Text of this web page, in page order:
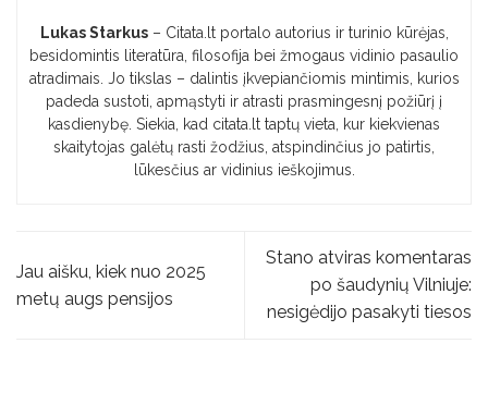
Lukas Starkus– Citata.lt portalo autorius ir turinio kūrėjas,
besidomintis literatūra, filosofija bei žmogaus vidinio pasaulio
atradimais. Jo tikslas – dalintis įkvepiančiomis mintimis, kurios
padeda sustoti, apmąstyti ir atrasti prasmingesnį požiūrį į
kasdienybę. Siekia, kad citata.lt taptų vieta, kur kiekvienas
skaitytojas galėtų rasti žodžius, atspindinčius jo patirtis,
lūkesčius ar vidinius ieškojimus.
Jau aišku, kiek nuo 2025
metų augs pensijos
Stano atviras komentaras
po šaudynių Vilniuje:
nesigėdijo pasakyti tiesos